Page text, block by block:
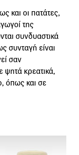
και οι πατάτες,
της
συνδυαστικά
συνταγή είναι
σαν
ψητά κρεατικά,
όπως και σε